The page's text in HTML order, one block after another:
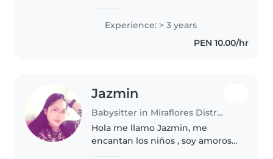
experiencia cuidando niños en
edad preescolar y escolar. Me
encanta leer cuentos, hacer
Experience: > 3 years
PEN 10.00/hr
Jazmin
Babysitter in Miraflores District
Hola me llamo Jazmin, me
encantan los niños , soy amorosa